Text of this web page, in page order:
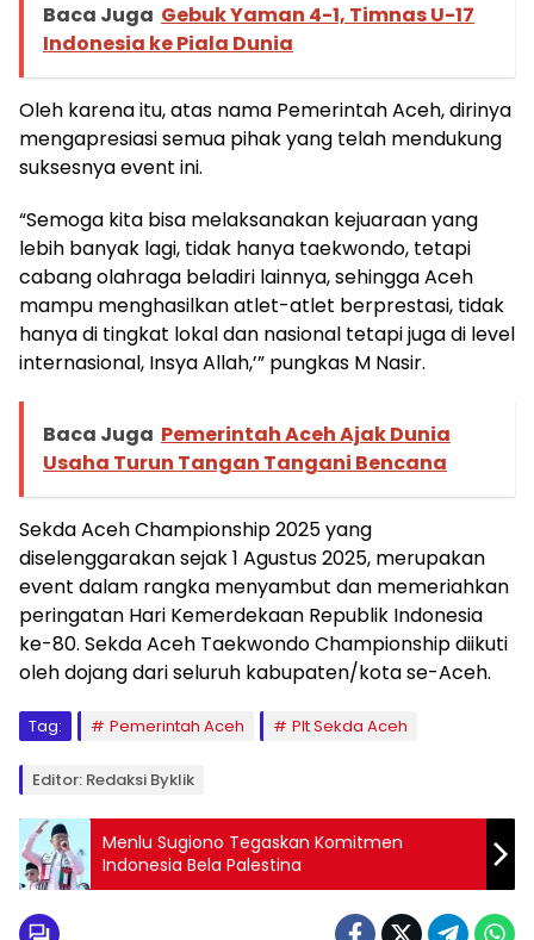
Baca Juga Gebuk Yaman 4-1, Timnas U-17
Indonesia ke Piala Dunia
Oleh karena itu, atas nama Pemerintah Aceh, dirinya
mengapresiasi semua pihak yang telah mendukung
suksesnya event ini.
“Semoga kita bisa melaksanakan kejuaraan yang
lebih banyak lagi, tidak hanya taekwondo, tetapi
cabang olahraga beladiri lainnya, sehingga Aceh
mampu menghasilkan atlet-atlet berprestasi, tidak
hanya di tingkat lokal dan nasional tetapi juga di level
internasional, Insya Allah,’” pungkas M Nasir.
Baca Juga Pemerintah Aceh Ajak Dunia
Usaha Turun Tangan Tangani Bencana
Sekda Aceh Championship 2025 yang
diselenggarakan sejak 1 Agustus 2025, merupakan
event dalam rangka menyambut dan memeriahkan
peringatan Hari Kemerdekaan Republik Indonesia
ke-80. Sekda Aceh Taekwondo Championship diikuti
oleh dojang dari seluruh kabupaten/kota se-Aceh.
Tag: Pemerintah Aceh Plt Sekda Aceh
Editor: Redaksi Byklik
Menlu Sugiono Tegaskan Komitmen
Indonesia Bela Palestina